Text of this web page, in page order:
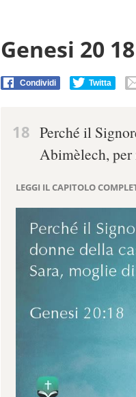
Genesi 20 18
Condividi Twitta
18 Perché il
Abimèlech,
LEGGI IL CAPITOLO